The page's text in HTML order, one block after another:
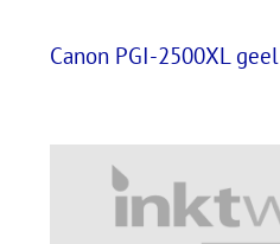
Canon PGI-2500XL geel